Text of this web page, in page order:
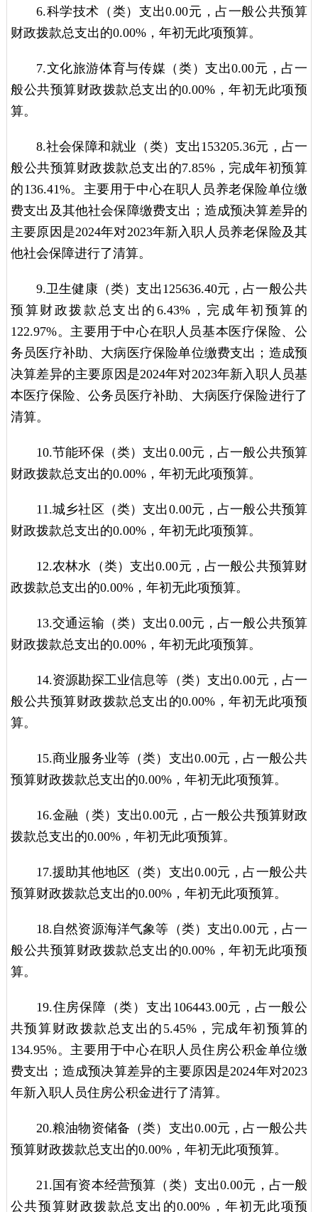
6.科学技术（类）支出0.00元，占一般公共预算
财政拨款总支出的0.00%，年初无此项预算。
7.文化旅游体育与传媒（类）支出0.00元，占一
般公共预算财政拨款总支出的0.00%，年初无此项预
算。
8.社会保障和就业（类）支出153205.36元，占一
般公共预算财政拨款总支出的7.85%，完成年初预算
的136.41%。主要用于中心在职人员养老保险单位缴
费支出及其他社会保障缴费支出；造成预决算差异的
主要原因是2024年对2023年新入职人员养老保险及其
他社会保障进行了清算。
9.卫生健康（类）支出125636.40元，占一般公共
预算财政拨款总支出的6.43%，完成年初预算的
122.97%。主要用于中心在职人员基本医疗保险、公
务员医疗补助、大病医疗保险单位缴费支出；造成预
决算差异的主要原因是2024年对2023年新入职人员基
本医疗保险、公务员医疗补助、大病医疗保险进行了
清算。
10.节能环保（类）支出0.00元，占一般公共预算
财政拨款总支出的0.00%，年初无此项预算。
11.城乡社区（类）支出0.00元，占一般公共预算
财政拨款总支出的0.00%，年初无此项预算。
12.农林水（类）支出0.00元，占一般公共预算财
政拨款总支出的0.00%，年初无此项预算。
13.交通运输（类）支出0.00元，占一般公共预算
财政拨款总支出的0.00%，年初无此项预算。
14.资源勘探工业信息等（类）支出0.00元，占一
般公共预算财政拨款总支出的0.00%，年初无此项预
算。
15.商业服务业等（类）支出0.00元，占一般公共
预算财政拨款总支出的0.00%，年初无此项预算。
16.金融（类）支出0.00元，占一般公共预算财政
拨款总支出的0.00%，年初无此项预算。
17.援助其他地区（类）支出0.00元，占一般公共
预算财政拨款总支出的0.00%，年初无此项预算。
18.自然资源海洋气象等（类）支出0.00元，占一
般公共预算财政拨款总支出的0.00%，年初无此项预
算。
19.住房保障（类）支出106443.00元，占一般公
共预算财政拨款总支出的5.45%，完成年初预算的
134.95%。主要用于中心在职人员住房公积金单位缴
费支出；造成预决算差异的主要原因是2024年对2023
年新入职人员住房公积金进行了清算。
20.粮油物资储备（类）支出0.00元，占一般公共
预算财政拨款总支出的0.00%，年初无此项预算。
21.国有资本经营预算（类）支出0.00元，占一般
公共预算财政拨款总支出的0.00%，年初无此项预